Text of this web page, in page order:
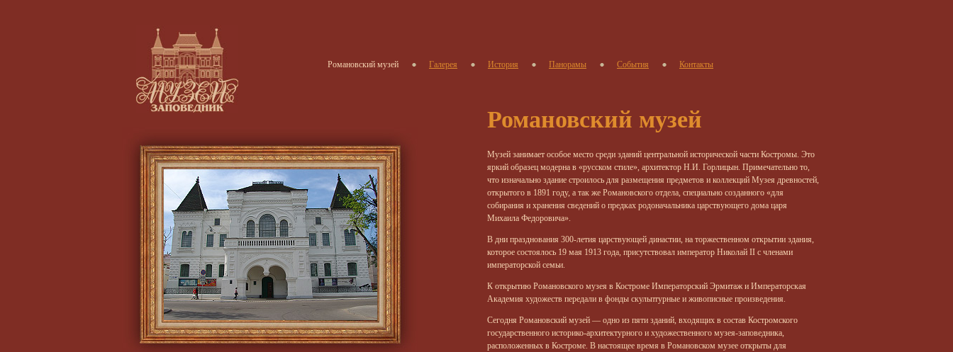
Романовский музей Галерея История Панорамы События Контакты
Романовский музей
Музей занимает особое место среди зданий центральной исторической части Костромы. Это
яркий образец модерна в «русском стиле», архитектор Н.И. Горлицын. Примечательно то,
что изначально здание строилось для размещения предметов и коллекций Музея древностей,
открытого в 1891 году, а так же Романовского отдела, специально созданного «для
собирания и хранения сведений о предках родоначальника царствующего дома царя
Михаила Федоровича».
В дни празднования 300-летия царствующей династии, на торжественном открытии здания,
которое состоялось 19 мая 1913 года, присутствовал император Николай II с членами
императорской семьи.
К открытию Романовского музея в Костроме Императорский Эрмитаж и Императорская
Академия художеств передали в фонды скульптурные и живописные произведения.
Сегодня Романовский музей — одно из пяти зданий, входящих в состав Костромского
государственного историко-архитектурного и художественного музея-заповедника,
расположенных в Костроме. В настоящее время в Романовском музее открыты для